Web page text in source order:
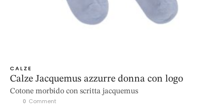
CALZE
Calze Jacquemus azzurre donna con logo
Cotone morbido con scritta jacquemus
0 Comment